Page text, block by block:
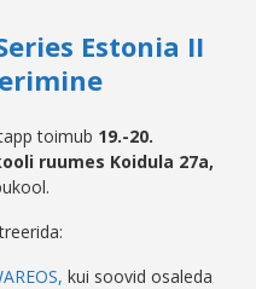
Estonia II
toimub 19.-20.
ruumes Koidula 27a,
kui soovid osaleda